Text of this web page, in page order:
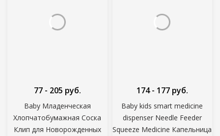
Baby Младенческая
Хлопчатобумажная Соска
Клип для Новорожденных
77 - 205 руб.
Baby kids smart medicine
dispenser Needle Feeder
Squeeze Medicine Капельница
174 - 177 руб.